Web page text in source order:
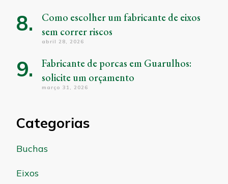
Como escolher um fabricante de eixos
sem correr riscos
abril 28, 2026
Fabricante de porcas em Guarulhos:
solicite um orçamento
março 31, 2026
Categorias
Buchas
Eixos